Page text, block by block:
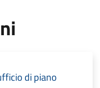
di piano